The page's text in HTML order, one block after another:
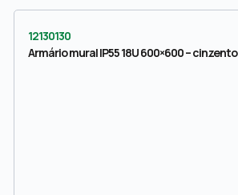
12130130
Armário mural IP55 18U 600×600 – cinzento